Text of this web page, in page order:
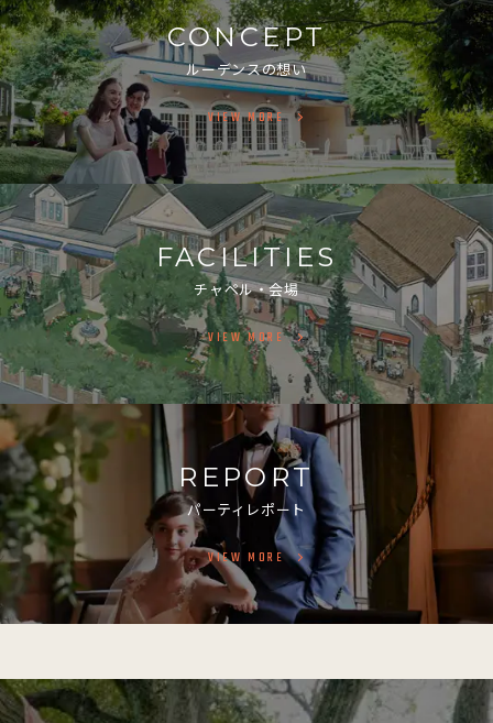
CONCEPT
ルーデンスの想い
VIEW MORE
FACILITIES
チャペル・会場
VIEW MORE
REPORT
パーティレポート
VIEW MORE